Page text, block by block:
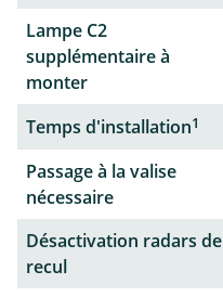
Lampe C2
supplémentaire à
monter
Temps d'installation1
Passage à la valise
nécessaire
Désactivation radars de
recul